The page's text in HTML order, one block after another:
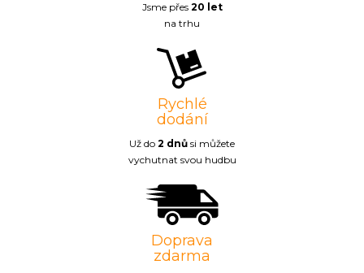
Jsme přes 20 let
na trhu
Rychlé
dodání
Už do 2 dnů si můžete
vychutnat svou hudbu
Doprava
zdarma